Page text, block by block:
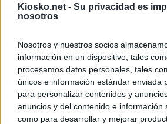
Kiosko.net - Su privacidad es
nosotros
Nosotros y nuestros socios
información en un dispositivo, tales
procesamos datos personales, tales
únicos e información estándar enviada
para personalizar contenidos y
anuncios y del contenido e información
como para desarrollar y mejorar